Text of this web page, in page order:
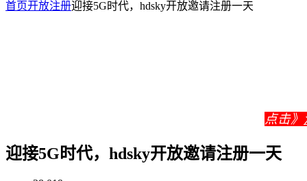
首页开放注册迎接5G时代，hdsky开放邀请注册一天
点击》
迎接5G时代，hdsky开放邀请注册一天